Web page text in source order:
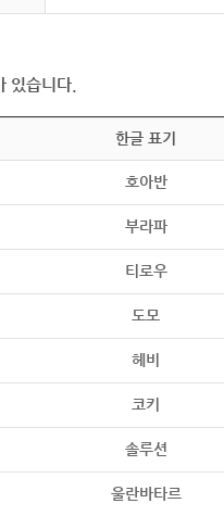
있습니다.
한글 표기
호아반
부라파
티로우
도모
헤비
코키
솔루션
울란바타르